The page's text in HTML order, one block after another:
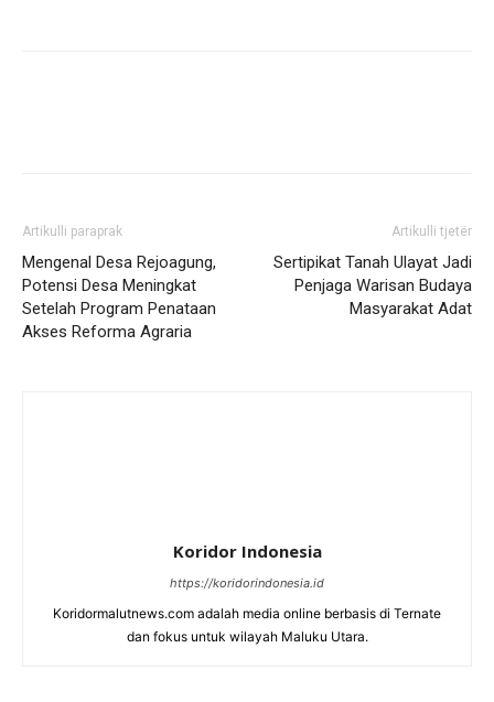
Artikulli paraprak
Mengenal Desa Rejoagung,
Potensi Desa Meningkat
Setelah Program Penataan
Akses Reforma Agraria ‎
Artikulli tjetër
Sertipikat Tanah Ulayat Jadi
Penjaga Warisan Budaya
Masyarakat Adat
Koridor Indonesia
https://koridorindonesia.id
Koridormalutnews.com adalah media online berbasis di Ternate
dan fokus untuk wilayah Maluku Utara.